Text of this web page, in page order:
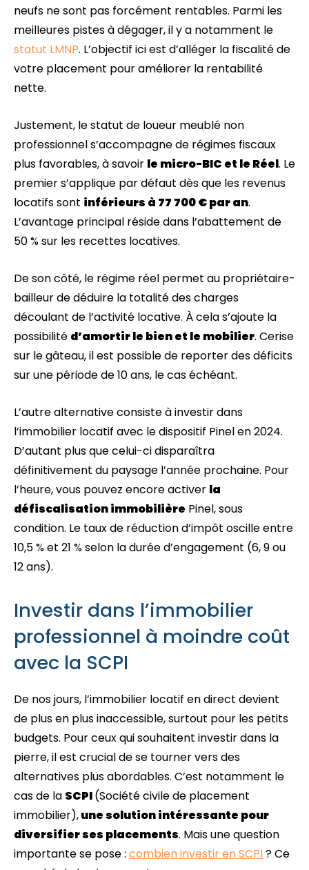
neufs ne sont pas forcément rentables. Parmi les
meilleures pistes à dégager, il y a notamment le
statut LMNP. L’objectif ici est d’alléger la fiscalité de
votre placement pour améliorer la rentabilité
nette.
Justement, le statut de loueur meublé non
professionnel s’accompagne de régimes fiscaux
plus favorables, à savoir le micro-BIC et le Réel. Le
premier s’applique par défaut dès que les revenus
locatifs sont inférieurs à 77 700 € par an.
L’avantage principal réside dans l’abattement de
50 % sur les recettes locatives.
De son côté, le régime réel permet au propriétaire-
bailleur de déduire la totalité des charges
découlant de l’activité locative. À cela s’ajoute la
possibilité d’amortir le bien et le mobilier. Cerise
sur le gâteau, il est possible de reporter des déficits
sur une période de 10 ans, le cas échéant.
L’autre alternative consiste à investir dans
l’immobilier locatif avec le dispositif Pinel en 2024.
D’autant plus que celui-ci disparaîtra
définitivement du paysage l’année prochaine. Pour
l’heure, vous pouvez encore activer la
défiscalisation immobilière Pinel, sous
condition. Le taux de réduction d’impôt oscille entre
10,5 % et 21 % selon la durée d’engagement (6, 9 ou
12 ans).
Investir dans l’immobilier
professionnel à moindre coût
avec la SCPI
De nos jours, l’immobilier locatif en direct devient
de plus en plus inaccessible, surtout pour les petits
budgets. Pour ceux qui souhaitent investir dans la
pierre, il est crucial de se tourner vers des
alternatives plus abordables. C’est notamment le
cas de la SCPI(Société civile de placement
immobilier),une solution intéressante pour
diversifier ses placements. Mais une question
importante se pose : combien investir en SCPI? Ce